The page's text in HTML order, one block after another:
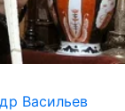
Васильев